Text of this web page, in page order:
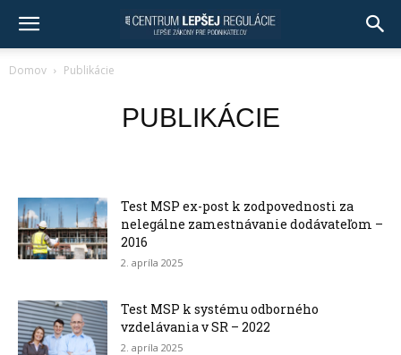
Domov Publikácie
PUBLIKÁCIE
Test MSP ex-post k zodpovednosti za
nelegálne zamestnávanie dodávateľom –
2016
2. apríla 2025
Test MSP k systému odborného
vzdelávania v SR – 2022
2. apríla 2025